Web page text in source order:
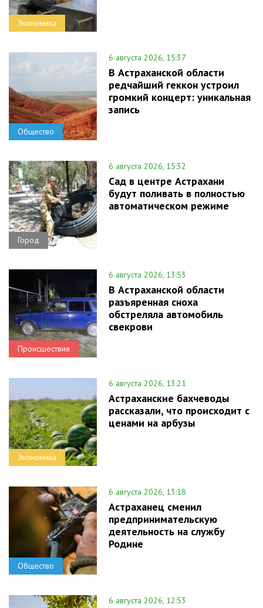
Экономика
Общество
6 августа 2026, 15:37
В Астраханской области
редчайший геккон устроил
громкий концерт: уникальная
запись
Город
6 августа 2026, 15:32
Сад в центре Астрахани
будут поливать в полностью
автоматическом режиме
Происшествия
6 августа 2026, 13:53
В Астраханской области
разъяренная сноха
обстреляла автомобиль
свекрови
Экономика
6 августа 2026, 13:21
Астраханские бахчеводы
рассказали, что происходит с
ценами на арбузы
Общество
6 августа 2026, 13:18
Астраханец сменил
предпринимательскую
деятельность на службу
Родине
6 августа 2026, 12:53